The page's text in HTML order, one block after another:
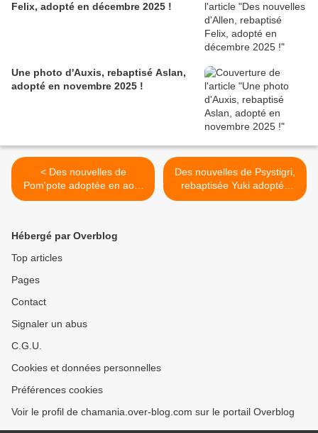
Felix, adopté en décembre 2025 !
Une photo d'Auxis, rebaptisé Aslan,
adopté en novembre 2025 !
< Des nouvelles de
Pom'pote adoptée en août
2019 !
Des nouvelles de Psystigri,
rebaptisée Yuki adoptée
début août 2019 ! >
Hébergé par Overblog
Top articles
Pages
Contact
Signaler un abus
C.G.U.
Cookies et données personnelles
Préférences cookies
Voir le profil de chamania.over-blog.com sur le portail Overblog